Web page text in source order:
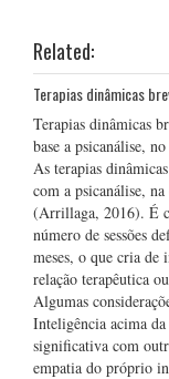
Related:
Terapias dinâmicas
Terapias dinâmicas
base a psicanálise,
As terapias
com a psicanálise,
(Arrillaga, 2016). É
número de sessões
meses, o que cria de
relação terapêutica
Algumas
Inteligência acima
significativa com
empatia do próprio